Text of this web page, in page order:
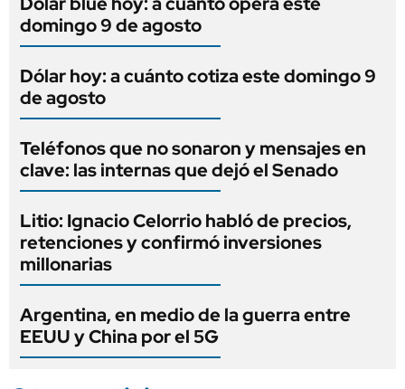
domingo 9 de agosto
Dólar hoy: a cuánto cotiza este domingo 9
de agosto
Teléfonos que no sonaron y mensajes en
clave: las internas que dejó el Senado
Litio: Ignacio Celorrio habló de precios,
retenciones y confirmó inversiones
millonarias
Argentina, en medio de la guerra entre
EEUU y China por el 5G